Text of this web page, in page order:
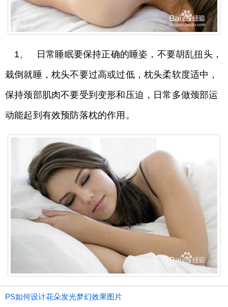
1、 日常睡眠要保持正确的睡姿，不要胡乱扭头，
栽倒就睡，枕头不要过高或过低，枕头柔软度适中，
保持颈部肌肉不要受到变形和压迫，日常多做颈部运
动能起到有效预防落枕的作用。
PS如何设计花朵发光梦幻效果图片